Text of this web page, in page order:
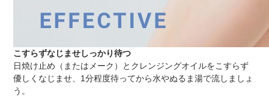
こすらずなじませしっかり待つ
日焼け止め（またはメーク）とクレンジングオイルをこすらず
優しくなじませ、1分程度待ってから水やぬるま湯で流しましょ
う。